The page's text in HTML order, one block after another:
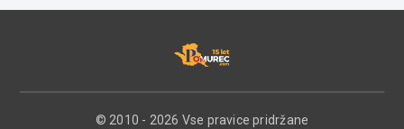
© 2010 - 2026 Vse pravice pridržane